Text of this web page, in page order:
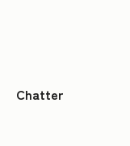
Chatter